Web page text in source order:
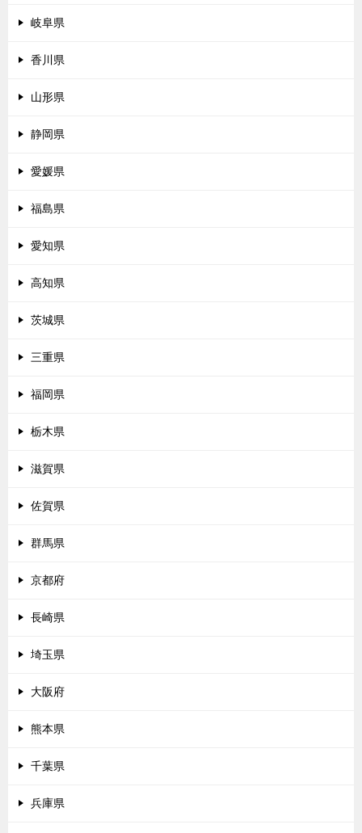
岐阜県
香川県
山形県
静岡県
愛媛県
福島県
愛知県
高知県
茨城県
三重県
福岡県
栃木県
滋賀県
佐賀県
群馬県
京都府
長崎県
埼玉県
大阪府
熊本県
千葉県
兵庫県